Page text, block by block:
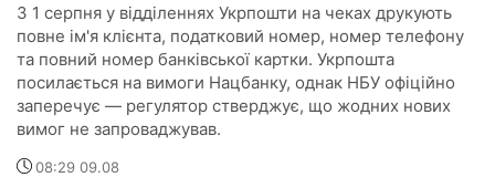
З 1 серпня у відділеннях Укрпошти на чеках друкують
повне ім'я клієнта, податковий номер, номер телефону
та повний номер банківської картки. Укрпошта
посилається на вимоги Нацбанку, однак НБУ офіційно
заперечує — регулятор стверджує, що жодних нових
вимог не запроваджував.
08:29 09.08